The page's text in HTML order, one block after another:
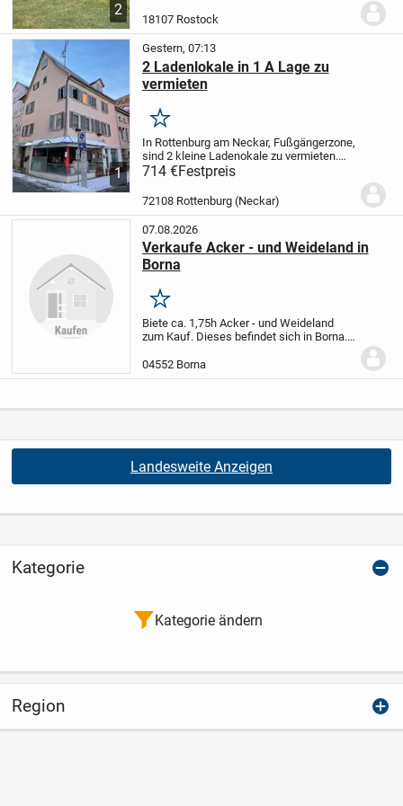
2
uns, dass dieses kleine Stück Grün
18107 Rostock
1
Gestern, 07:13
2 Ladenlokale in 1 A Lage zu
vermieten
Merken
In Rottenburg am Neckar, Fußgängerzone,
sind 2 kleine Ladenokale zu vermieten.
Laden 1 MK hat 2 große Schaufenster, ca.
30 qm Nutzfläche, Waschbecken,
Nachtspeicherheizung. Ladenlokal 2 M
hat 1 großes...
714 €Festpreis
72108 Rottenburg (Neckar)
07.08.2026
Verkaufe Acker - und Weideland in
Borna
Merken
Biete ca. 1,75h Acker - und Weideland
zum Kauf. Dieses befindet sich in Borna.
04552 Borna
Landesweite Anzeigen
Kategorie
Kategorie ändern
Region